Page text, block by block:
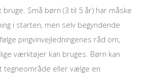
bruge. Små børn (3 til 5 år) har måske
i starten, men selv begyndende
pingvinvejledningenes råd om,
værktøjer kan bruges. Børn kan
eller vælge en